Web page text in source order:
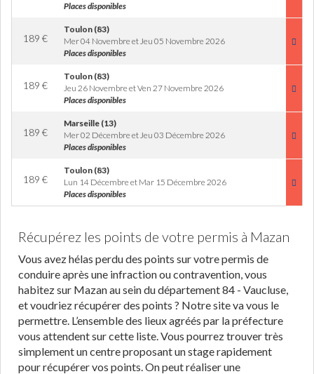
Places disponibles
189 €
Toulon (83)
Mer 04 Novembre et Jeu 05 Novembre 2026
Places disponibles
189 €
Toulon (83)
Jeu 26 Novembre et Ven 27 Novembre 2026
Places disponibles
189 €
Marseille (13)
Mer 02 Décembre et Jeu 03 Décembre 2026
Places disponibles
189 €
Toulon (83)
Lun 14 Décembre et Mar 15 Décembre 2026
Places disponibles
Récupérez les points de votre permis à Mazan
Vous avez hélas perdu des points sur votre permis de
conduire après une infraction ou contravention, vous
habitez sur Mazan au sein du département 84 - Vaucluse,
et voudriez récupérer des points ? Notre site va vous le
permettre. L’ensemble des lieux agréés par la préfecture
vous attendent sur cette liste. Vous pourrez trouver très
simplement un centre proposant un stage rapidement
pour récupérer vos points. On peut réaliser une